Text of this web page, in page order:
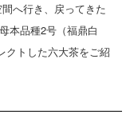
へ行き、戻ってきた
本品種2号（福鼎白
クトした六大茶をご紹